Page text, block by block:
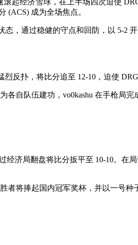
(ACS) 成为全场焦点。
，通过稳健的守点和回防，以 5-2
反扑，将比分追至 12-10，迫使
各自队伍建功，vo0kashu 在手枪局
济局翻盘将比分扳平至 10-10。在
将捧起国内冠军奖杯，并以一号种